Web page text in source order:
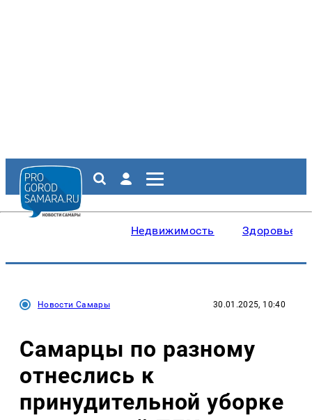
Недвижимость Здоровье
Новости Самары 30.01.2025, 10:40
Самарцы по разному
отнеслись к
принудительной уборке